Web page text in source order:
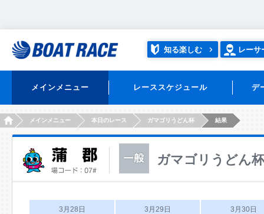
知る楽しむ レーサ
メインメニュー レーススケジュール デ
HOMEメインメニュー 本日のレース ガマゴリうどん杯 結果
ガマゴリうどん杯
3月28日 3月29日 3月30日